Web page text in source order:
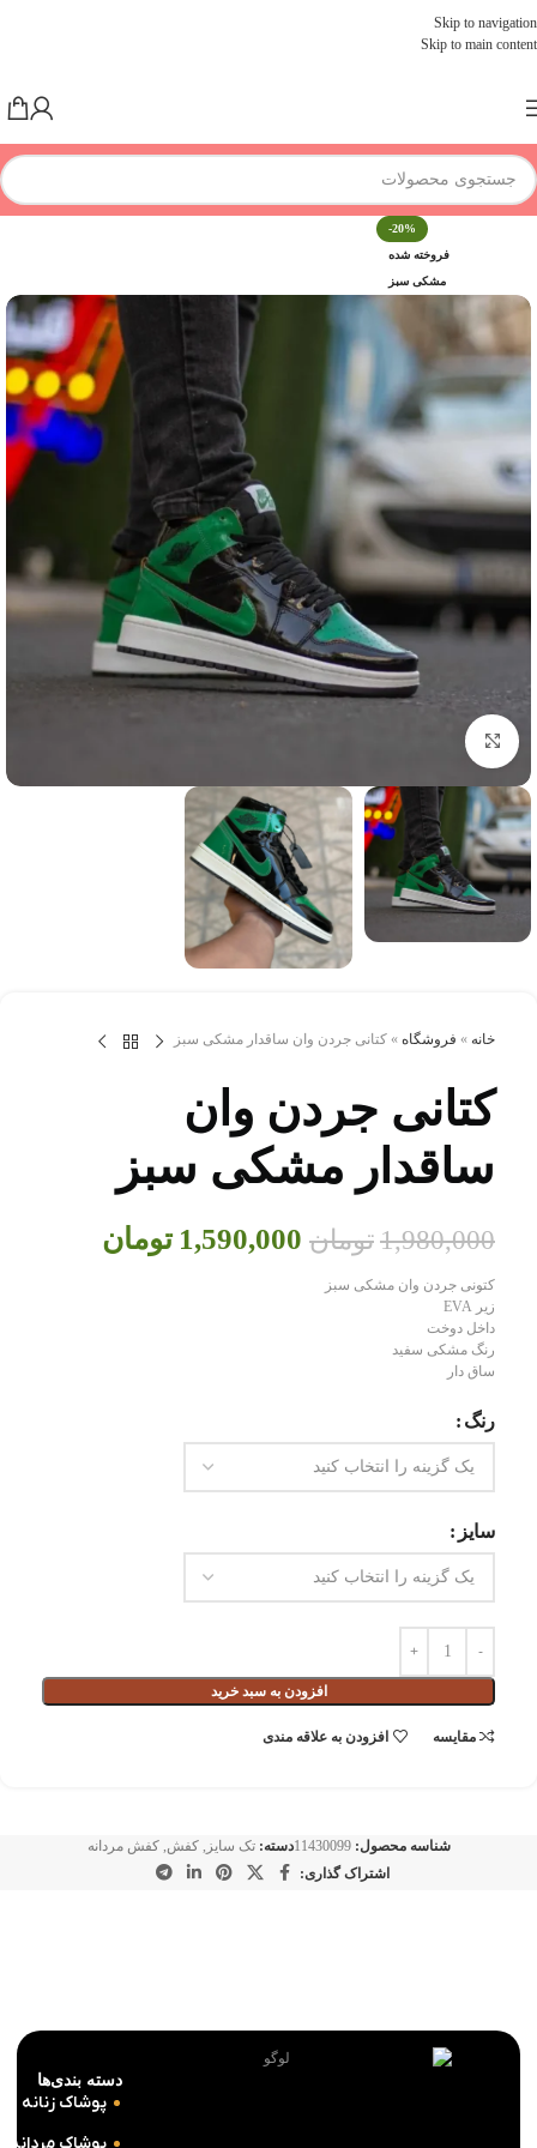
Skip to navigation
Skip to main content
-20%
فروخته شده
مشکی سبز
برای بزرگنمایی کلیک کنید
خانه » فروشگاه » کتانی جردن وان ساقدار مشکی سبز
کتانی جردن وان
ساقدار مشکی سبز
1,980,000 تومان 1,590,000 تومان
کتونی جردن وان مشکی سبز
زیر EVA
داخل دوخت
رنگ مشکی سفید
ساق دار
رنگ
سایز
افزودن به سبد خرید
مقايسه افزودن به علاقه مندی
شناسه محصول:11430099دسته: تک سایز کفش
کفش مردانه
اشتراک گذاری:
دسته بندی‌ها
پوشاک زنانه